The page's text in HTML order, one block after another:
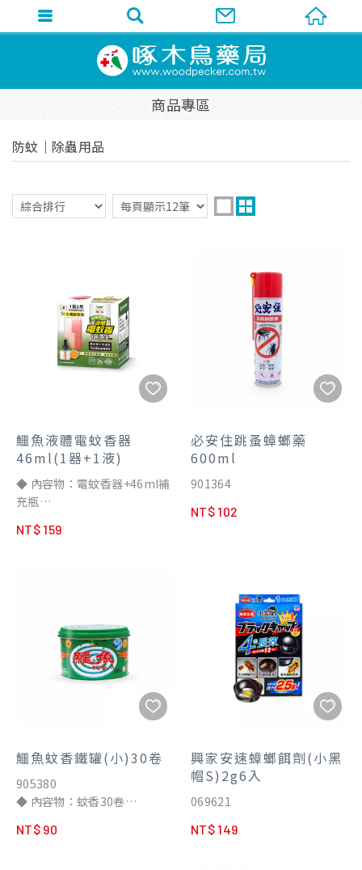
商品專區
防蚊│除蟲用品
鱷魚液體電蚊香器
46ml(1器+1液)
◆ 內容物：電蚊香器+46ml補
充瓶
與小黑蚊
NT$ 159
必安住跳蚤蟑螂藥
600ml
901364
NT$ 102
鱷魚蚊香鐵罐(小)30卷
905380
◆ 內容物：蚊香30卷
◆ 露營烤肉、野餐釣魚、賞月
NT$ 90
興家安速蟑螂餌劑(小黑
帽S)2g6入
069621
NT$ 149